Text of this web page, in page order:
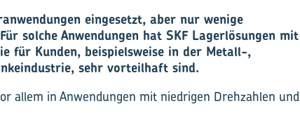
eingesetzt, aber nur wenige
solche Anwendungen hat SKF Lagerlösungen mit
für Kunden, beispielsweise in der Metall-,
sehr vorteilhaft sind.
allem in Anwendungen mit niedrigen Drehzahlen und